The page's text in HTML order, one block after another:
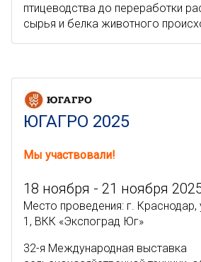
птицеводства до переработки
сырья и белка животного
ЮГАГРО 2025
Мы участвовали!
18 ноября - 21 ноября
Место проведения: г. Краснодар,
1, ВКК «Экспоград Юг»
32-я Международная выставка